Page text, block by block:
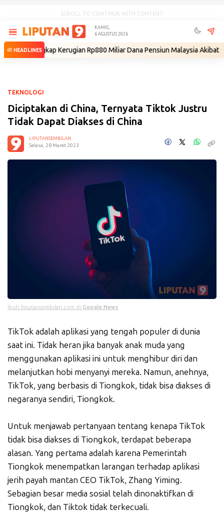
SCROLL TO CONTINUE WITH CONTENT
KAMIS,
6 AGUSTUS 2026
HEADLINES
Ungkap Kerugian Rp880 Miliar Dana Pensiun Malaysia Akibat Ulah
TEKNOLOGI
Diciptakan di China, Ternyata Tiktok Justru
Tidak Dapat Diakses di China
LIPUTANSEMBILAN
Selasa, 28 Maret 2023
Ikuti liputansembilan.com di Google News
TikTok adalah aplikasi yang tengah populer di dunia
saat ini. Tidak heran jika banyak anak muda yang
menggunakan aplikasi ini untuk menghibur diri dan
melanjutkan hobi menyanyi mereka. Namun, anehnya,
TikTok, yang berbasis di Tiongkok, tidak bisa diakses di
negaranya sendiri, Tiongkok.
Untuk menjawab pertanyaan tentang kenapa TikTok
tidak bisa diakses di Tiongkok, terdapat beberapa
alasan. Yang pertama adalah karena Pemerintah
Tiongkok menempatkan larangan terhadap aplikasi
jerih payah mantan CEO TikTok, Zhang Yiming.
Sebagian besar media sosial telah dinonaktifkan di
Tiongkok, dan Tiktok tidak terkecuali.